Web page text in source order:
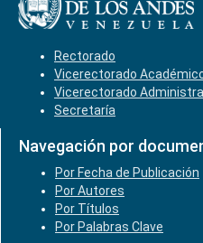
Rectorado
Vicerectorado
Vicerectorado
Secretaría
Navegación por
Por Fecha de Publicación
Por Autores
Por Títulos
Por Palabras Clave